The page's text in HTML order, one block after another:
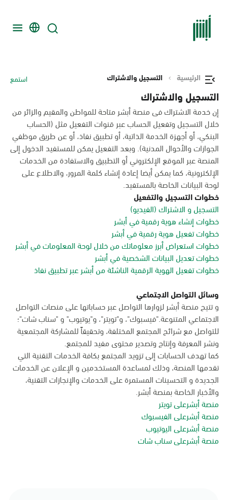
الرئيسية التسجيل والاشتراك استمع
التسجيل والاشتراك
إن خدمة الاشتراك فى منصة أبشر متاحة للمواطن والمقيم والزائر من
خلال التسجيل وتفعيل الحساب عبر قنوات التفعيل مثل (الحساب
البنكي، أو أجهزة الخدمة الذاتية، أو تطبيق نفاذ، أو عن طريق موظفي
الجوازات والأحوال المدنية). وبعد التفعيل يمكن للمستفيد الدخول إلى
المنصة عبر الموقع الإلكتروني أو التطبيق والاستفادة من الخدمات
الإلكترونية، كما يمكن أيضا إعادة إنشاء كلمة المرور، والاطلاع على
لوحة البيانات الخاصة بالمستفيد.
خطوات التسجيل والتفعيل
التسجيل و الاشتراك (الفيديو)
خطوات إنشاء هوية رقمية في أبشر
خطوات تفعيل هوية رقمية في أبشر
خطوات استعراض أبرز معلوماتك من خلال لوحة المعلومات في أبشر
خطوات تعديل البيانات الشخصية في أبشر
خطوات تفعيل الهوية الرقمية الناشئة من أبشر عبر تطبيق نفاذ
وسائل التواصل الاجتماعي
و تتيح منصة أبشر لزوارها التواصل عبر حساباتها على منصات التواصل
الاجتماعي المتنوعة."فيسبوك"، و"تويتر"، و"يوتيوب" و "سناب شات"؛
للتواصل مع شرائح المجتمع المختلفة، وتحقيقاً للمشاركة المجتمعية
ونشر المعرفة وإنتاج وتصدير محتوى مفيد للمجتمع.
كما تهدف الحسابات إلى تزويد المجتمع بكافة الخدمات التقنية التي
تقدمها المنصة، وذلك لمساعدة المستخدمين و الإعلان عن الخدمات
الجديدة و التحسينات المستمرة على الخدمات والإنجازات التقنية،
والأخبار الخاصة بمنصة أبشر.
منصة أبشرعلى تويتر
منصة أبشرعلى الفيسبوك
منصة أبشرعلى اليوتيوب
منصة أبشرعلى سناب شات